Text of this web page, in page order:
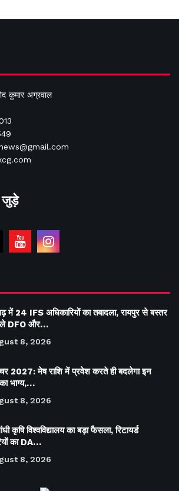
कुमार अग्रवाल
जुड़े
में 24 IFS अधिकारियों का तबादला, रायपुर से बस्तर
DFO और…
8, 2026
2027: मेष राशि में प्रवेश करते ही बदलेगा इन
का भाग्य,…
8, 2026
कृषि विश्वविद्यालय का बड़ा फैसला, रिटायर्ड
का DA…
8, 2026